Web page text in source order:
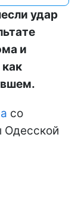
удар
и
со
Одесской